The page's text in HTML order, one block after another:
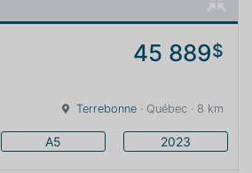
45 889$
Terrebonne · Québec · 8 km
A5 2023